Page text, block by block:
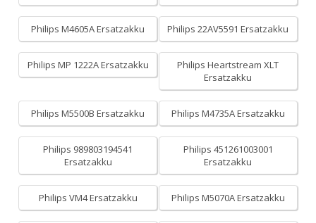
Philips M4605A Ersatzakku Philips 22AV5591 Ersatzakku
Philips MP 1222A Ersatzakku
Philips Heartstream XLT
Ersatzakku
Philips M5500B Ersatzakku Philips M4735A Ersatzakku
Philips 989803194541
Ersatzakku
Philips 451261003001
Ersatzakku
Philips VM4 Ersatzakku Philips M5070A Ersatzakku